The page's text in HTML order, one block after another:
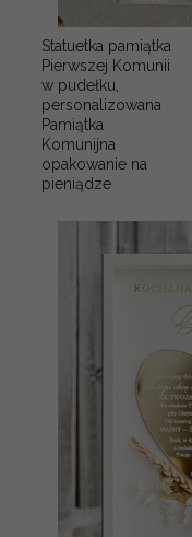
Statuetka pamiątka
Pierwszej Komunii
w pudełku,
personalizowana
Pamiątka
Komunijna
opakowanie na
pieniądze